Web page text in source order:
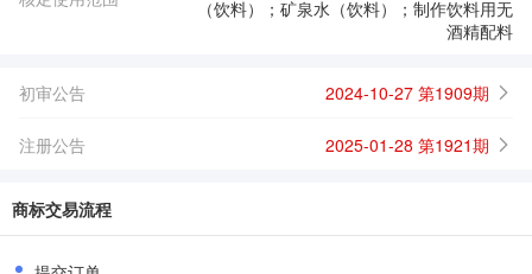
（饮料）；矿泉水（饮料）；制作饮料用无
酒精配料
初审公告 2024-10-27 第1909期
注册公告 2025-01-28 第1921期
商标交易流程